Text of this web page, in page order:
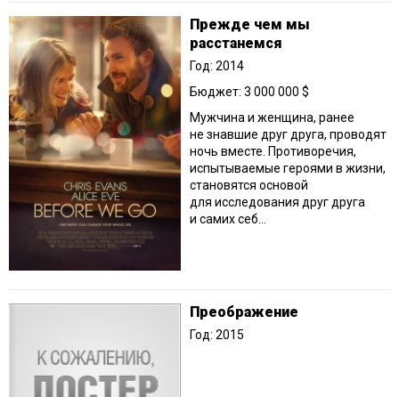
Прежде чем мы
расстанемся
Год: 2014
Бюджет: 3 000 000 $
Мужчина и женщина, ранее
не знавшие друг друга, проводят
ночь вместе. Противоречия,
испытываемые героями в жизни,
становятся основой
для исследования друг друга
и самих себ...
Преображение
Год: 2015